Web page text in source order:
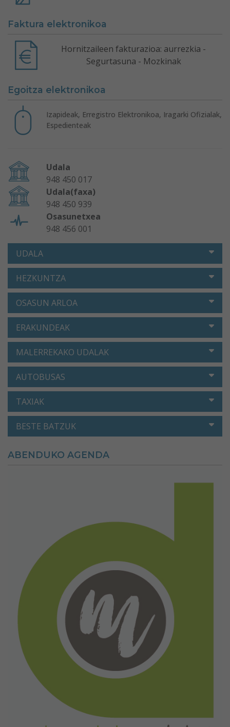
Faktura elektronikoa
Hornitzaileen fakturazioa: aurrezkia -
Segurtasuna - Mozkinak
Egoitza elektronikoa
Izapideak, Erregistro Elektronikoa, Iragarki Ofizialak,
Espedienteak
Udala
948 450 017
Udala(faxa)
948 450 939
Osasunetxea
948 456 001
UDALA
HEZKUNTZA
OSASUN ARLOA
ERAKUNDEAK
MALERREKAKO UDALAK
AUTOBUSAS
TAXIAK
BESTE BATZUK
ABENDUKO AGENDA